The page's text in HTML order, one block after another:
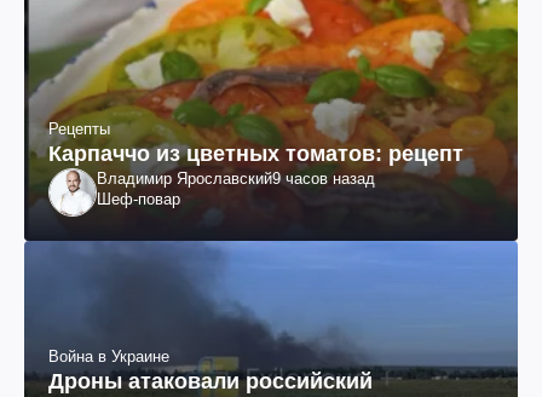
Рецепты
Карпаччо из цветных томатов: рецепт
Владимир Ярославский9 часов назад
Шеф-повар
Война в Украине
Дроны атаковали российский